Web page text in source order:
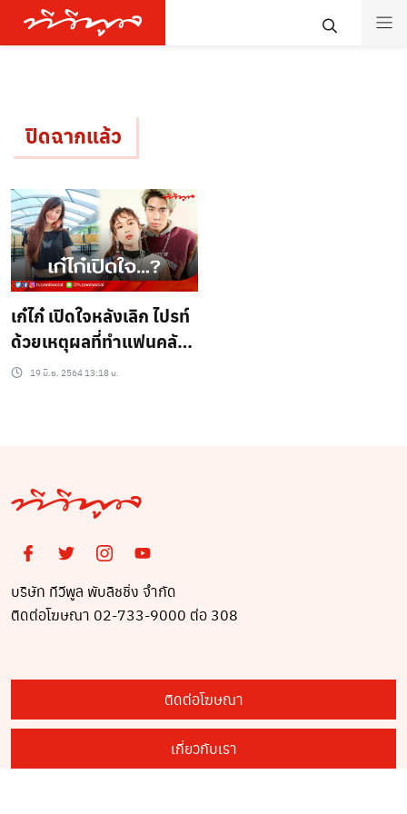
ปิดฉากแล้ว
เก๋ไก๋ เปิดใจหลังเลิก ไปรท์
ด้วยเหตุผลที่ทำแฟนคลับ
น้ำตาซึม…
19 มิ.ย. 2564 13:18 น.
บริษัท ทีวีพูล พับลิชชิ่ง จำกัด
ติดต่อโฆษณา 02-733-9000 ต่อ 308
ติดต่อโฆษณา
เกี่ยวกับเรา